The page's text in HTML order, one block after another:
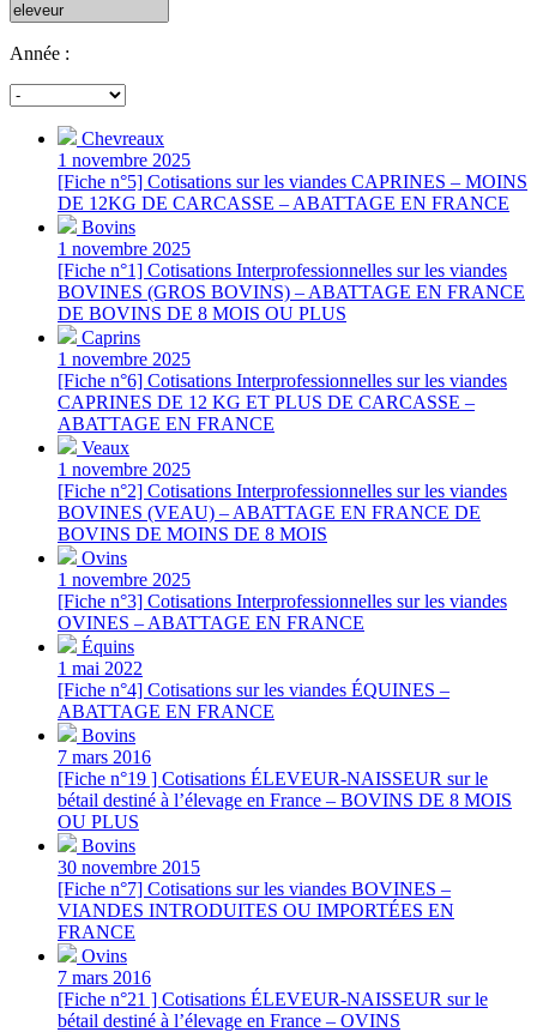
Année :
Chevreaux
1 novembre 2025
[Fiche n°5] Cotisations sur les viandes CAPRINES – MOINS
DE 12KG DE CARCASSE – ABATTAGE EN FRANCE
Bovins
1 novembre 2025
[Fiche n°1] Cotisations Interprofessionnelles sur les viandes
BOVINES (GROS BOVINS) – ABATTAGE EN FRANCE
DE BOVINS DE 8 MOIS OU PLUS
Caprins
1 novembre 2025
[Fiche n°6] Cotisations Interprofessionnelles sur les viandes
CAPRINES DE 12 KG ET PLUS DE CARCASSE –
ABATTAGE EN FRANCE
Veaux
1 novembre 2025
[Fiche n°2] Cotisations Interprofessionnelles sur les viandes
BOVINES (VEAU) – ABATTAGE EN FRANCE DE
BOVINS DE MOINS DE 8 MOIS
Ovins
1 novembre 2025
[Fiche n°3] Cotisations Interprofessionnelles sur les viandes
OVINES – ABATTAGE EN FRANCE
Équins
1 mai 2022
[Fiche n°4] Cotisations sur les viandes ÉQUINES –
ABATTAGE EN FRANCE
Bovins
7 mars 2016
[Fiche n°19 ] Cotisations ÉLEVEUR-NAISSEUR sur le
bétail destiné à l’élevage en France – BOVINS DE 8 MOIS
OU PLUS
Bovins
30 novembre 2015
[Fiche n°7] Cotisations sur les viandes BOVINES –
VIANDES INTRODUITES OU IMPORTÉES EN
FRANCE
Ovins
7 mars 2016
[Fiche n°21 ] Cotisations ÉLEVEUR-NAISSEUR sur le
bétail destiné à l’élevage en France – OVINS